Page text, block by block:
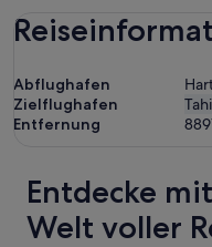
Abflughafen
Zielflughafen
Entfernung
Entdecke
Welt voller